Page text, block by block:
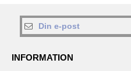
INFORMATION